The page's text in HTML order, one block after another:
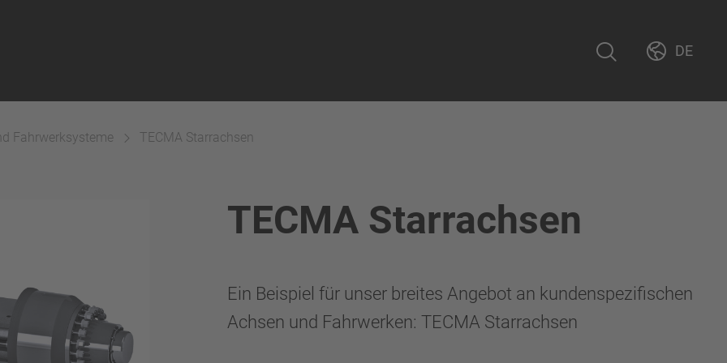
DE
Fahrwerksysteme TECMA Starrachsen
TECMA Starrachsen
Ein Beispiel für unser breites Angebot an kundenspezifischen
Achsen und Fahrwerken: TECMA Starrachsen